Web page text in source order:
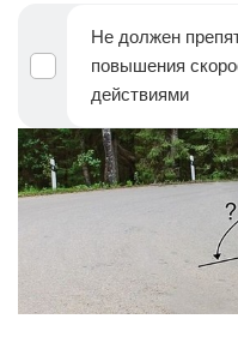
Не должен
повышения
действиями